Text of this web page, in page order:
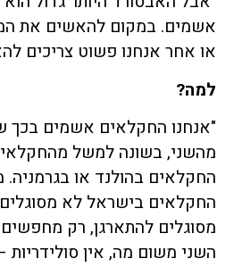
אשמים. במקום להאשים את
או אחר אנחנו פשוט צריכים
למה?
"אנחנו החקלאים אשמים בכך
מהשני, בשונה למשל
החקלאים בהולנד או
החקלאים בישראל לא
מסוגלים להתארגן, רק
השני משום מה, אין